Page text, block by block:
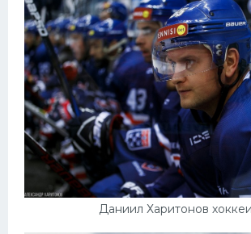
Даниил Харитонов